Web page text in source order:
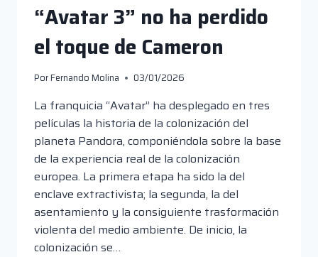
“Avatar 3” no ha perdido
el toque de Cameron
PorFernando Molina 03/01/2026
La franquicia “Avatar” ha desplegado en tres
películas la historia de la colonización del
planeta Pandora, componiéndola sobre la base
de la experiencia real de la colonización
europea. La primera etapa ha sido la del
enclave extractivista; la segunda, la del
asentamiento y la consiguiente trasformación
violenta del medio ambiente. De inicio, la
colonización se…